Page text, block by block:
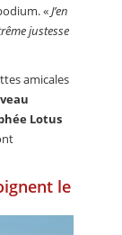
«J’en
justesse
amicales
Lotus
le